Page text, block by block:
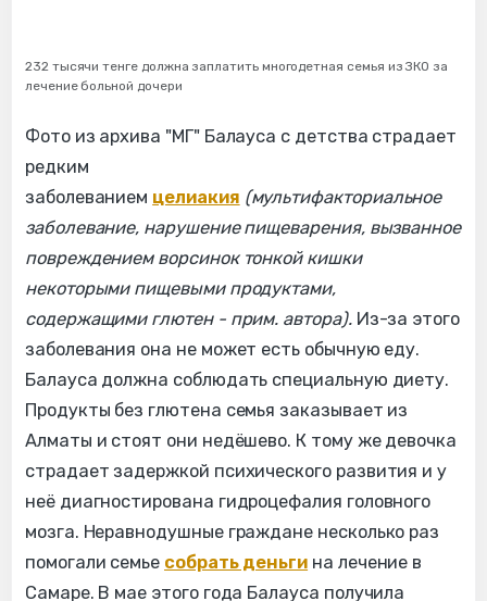
232 тысячи тенге должна заплатить многодетная семья из ЗКО за
лечение больной дочери
Фото из архива "МГ" Балауса с детства страдает
редким
заболеванием целиакия (мультифакториальное
заболевание, нарушение пищеварения, вызванное
повреждением ворсинок тонкой кишки
некоторыми пищевыми продуктами,
содержащими глютен - прим. автора).Из-за этого
заболевания она не может есть обычную еду.
Балауса должна соблюдать специальную диету.
Продукты без глютена семья заказывает из
Алматы и стоят они недёшево. К тому же девочка
страдает задержкой психического развития и у
неё диагностирована гидроцефалия головного
мозга. Неравнодушные граждане несколько раз
помогали семье собрать деньги на лечение в
Самаре. В мае этого года Балауса получила